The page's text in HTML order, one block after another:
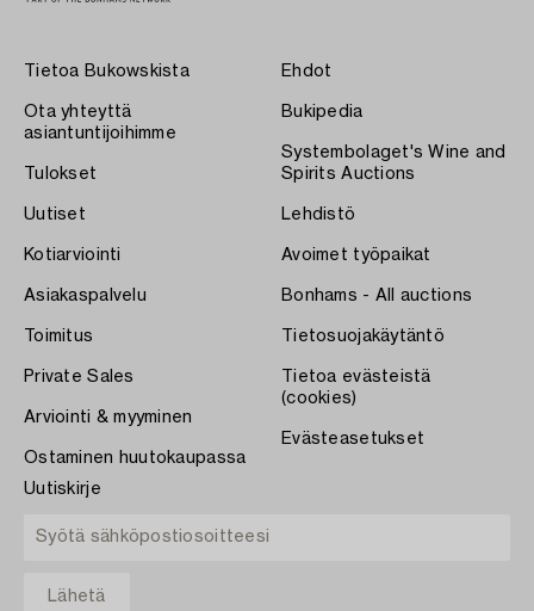
Tietoa Bukowskista
Ota yhteyttä
asiantuntijoihimme
Tulokset
Uutiset
Kotiarviointi
Asiakaspalvelu
Toimitus
Private Sales
Arviointi & myyminen
Ostaminen huutokaupassa
Ehdot
Bukipedia
Systembolaget's Wine and
Spirits Auctions
Lehdistö
Avoimet työpaikat
Bonhams - All auctions
Tietosuojakäytäntö
Tietoa evästeistä
(cookies)
Evästeasetukset
Uutiskirje